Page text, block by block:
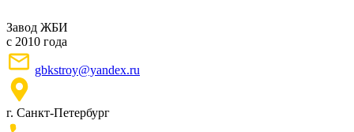
Завод ЖБИ
с 2010 года
gbkstroy@yandex.ru
г. Санкт-Петербург